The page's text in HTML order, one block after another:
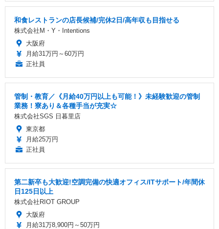
和食レストランの店長候補/完休2日/高年収も目指せる
株式会社M・Y・Intentions
大阪府
月給31万円～60万円
正社員
管制・教育／《月給40万円以上も可能！》未経験歓迎の管制
業務！寮あり＆各種手当が充実☆
株式会社SGS 日暮里店
東京都
月給25万円
正社員
第二新卒も大歓迎!空調完備の快適オフィス/ITサポート/年間休
日125日以上
株式会社RIOT GROUP
大阪府
月給31万8,900円～50万円